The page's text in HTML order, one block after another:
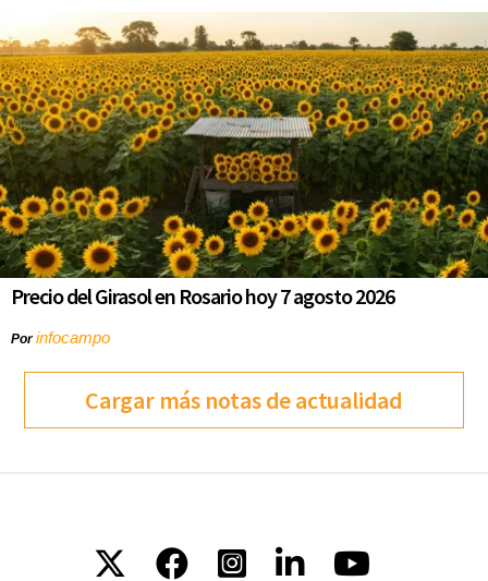
Precio del Girasol en Rosario hoy 7 agosto 2026
Porinfocampo
Cargar más notas de actualidad